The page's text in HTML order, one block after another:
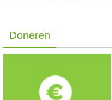
Doneren